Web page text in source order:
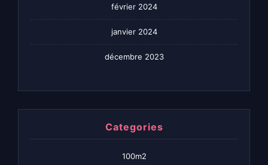
février 2024
janvier 2024
décembre 2023
Categories
100m2